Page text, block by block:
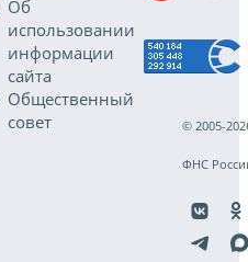
Об
использовании
информации
сайта
Общественный
совет
© 2005-
ФНС